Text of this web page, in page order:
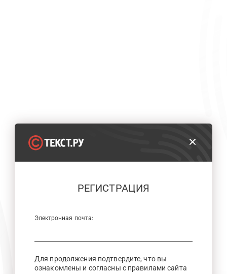
РЕГИСТРАЦИЯ
Электронная почта:
Для продолжения подтвердите, что вы
ознакомлены и согласны с правилами сайта